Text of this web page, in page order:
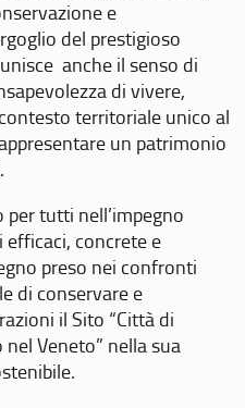
e
del prestigioso
anche il senso di
di vivere,
territoriale unico al
un patrimonio
tutti nell’impegno
concrete e
preso nei confronti
di conservare e
il Sito “Città di
nel Veneto” nella sua